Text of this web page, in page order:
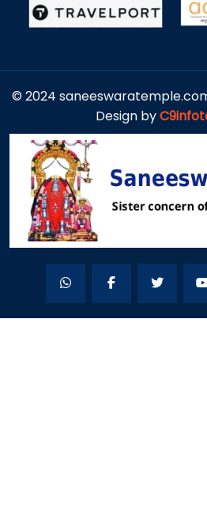
© 2024
Design by